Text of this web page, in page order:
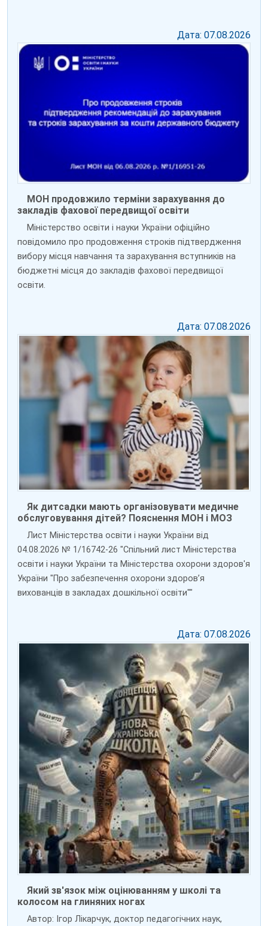
Дата: 07.08.2026
МОН продовжило терміни зарахування до
закладів фахової передвищої освіти
Міністерство освіти і науки України офіційно
повідомило про продовження строків підтвердження
вибору місця навчання та зарахування вступників на
бюджетні місця до закладів фахової передвищої
освіти.
Дата: 07.08.2026
Як дитсадки мають організовувати медичне
обслуговування дітей? Пояснення МОН і МОЗ
Лист Міністерства освіти і науки України від
04.08.2026 № 1/16742-26 "Спільний лист Міністерства
освіти і науки України та Міністерства охорони здоров'я
України "Про забезпечення охорони здоров’я
вихованців в закладах дошкільної освіти""
Дата: 07.08.2026
Який зв'язок між оцінюванням у школі та
колосом на глиняних ногах
Автор: Ігор Лікарчук, доктор педагогічних наук,